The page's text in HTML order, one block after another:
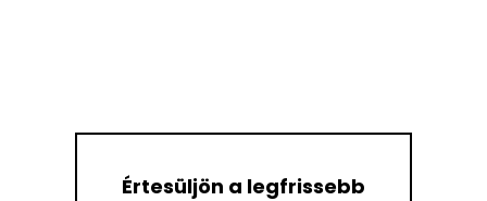
Értesüljön a legfrissebb